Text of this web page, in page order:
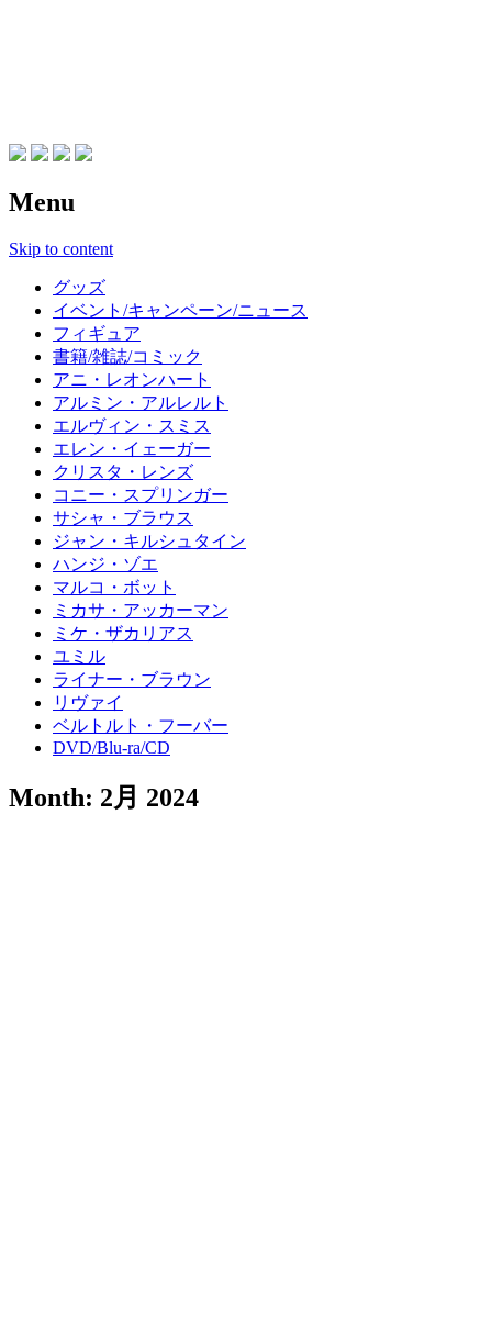
Menu
Skip to content
グッズ
イベント/キャンペーン/ニュース
フィギュア
書籍/雑誌/コミック
アニ・レオンハート
アルミン・アルレルト
エルヴィン・スミス
エレン・イェーガー
クリスタ・レンズ
コニー・スプリンガー
サシャ・ブラウス
ジャン・キルシュタイン
ハンジ・ゾエ
マルコ・ボット
ミカサ・アッカーマン
ミケ・ザカリアス
ユミル
ライナー・ブラウン
リヴァイ
ベルトルト・フーバー
DVD/Blu-ra/CD
Month: 2月 2024